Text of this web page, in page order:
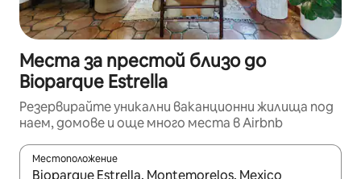
Места за престой близо до
Bioparque Estrella
Резервирайте уникални ваканционни жилища под
наем, домове и още много места в Airbnb
Местоположение
Когато резултатите се покажат, използвайте